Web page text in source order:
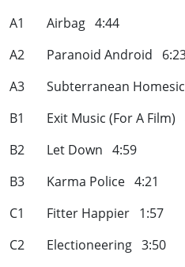
A1 Airbag 4:44
A2 Paranoid Android
A3 Subterranean
B1 Exit Music (For A Film)
B2 Let Down 4:59
B3 Karma Police 4:21
C1 Fitter Happier 1:57
C2 Electioneering 3:50